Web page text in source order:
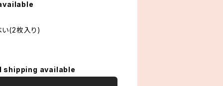
(2枚入り)
shipping available